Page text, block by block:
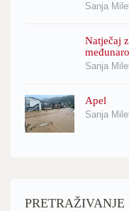
Sanja
Natječaj
Sanja
Apel
Sanja
PRETRAŽIVANJE